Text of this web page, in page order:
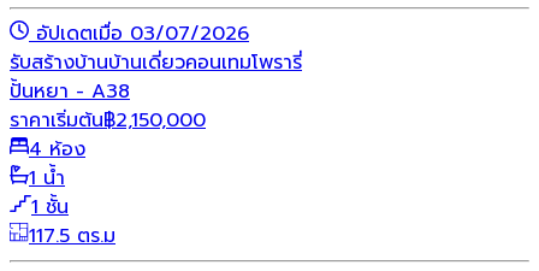
อัปเดตเมื่อ 03/07/2026
รับสร้างบ้านบ้านเดี่ยวคอนเทมโพรารี่
ปั้นหยา - A38
ราคาเริ่มต้น฿2,150,000
4 ห้อง
1 น้ำ
1 ชั้น
117.5 ตร.ม